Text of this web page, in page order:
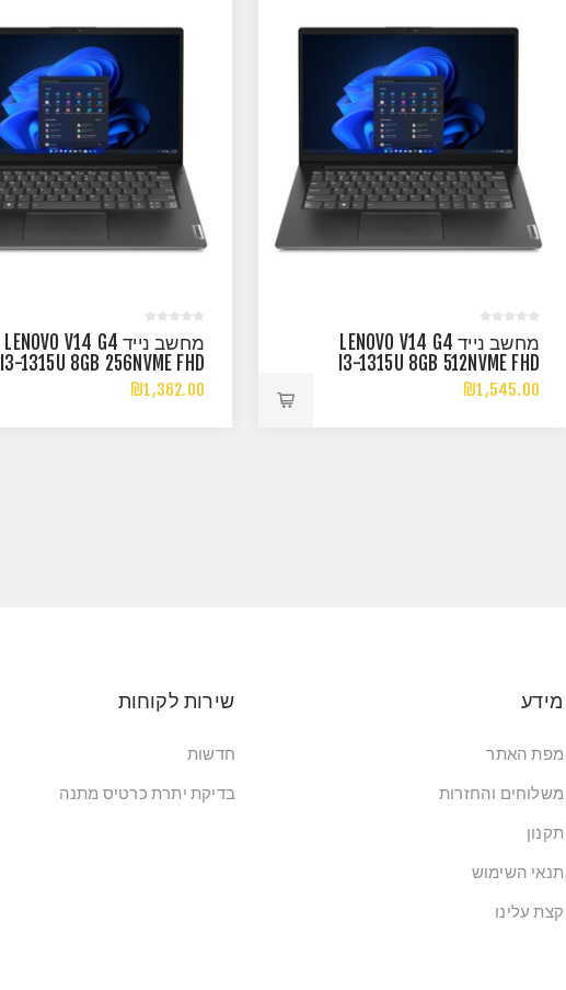
מחשב נייד LENOVO V14 G4
I3-1315U 8GB 512NVME FHD
DOS
₪1,545.00
מחשב נייד LENOVO V14 G4
I3-1315U 8GB 256NVME FHD
DOS
₪1,362.00
מידע
מפת האתר
משלוחים והחזרות
תקנון
תנאי השימוש
קצת עלינו
שירות לקוחות
חדשות
בדיקת יתרת כרטיס מתנה